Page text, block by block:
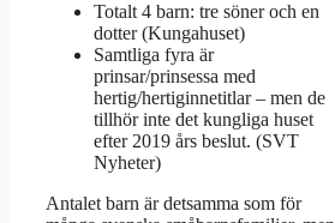
Totalt 4 barn: tre söner och en
dotter (Kungahuset)
Samtliga fyra är
prinsar/prinsessa med
hertig/hertiginnetitlar – men de
tillhör inte det kungliga huset
efter 2019 års beslut. (SVT
Nyheter)
Antalet barn är detsamma som för